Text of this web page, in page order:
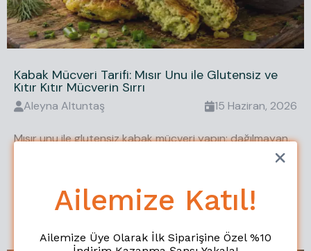
Kabak Mücveri Tarifi: Mısır Unu ile Glutensiz ve
Kıtır Kıtır Mücverin Sırrı
Aleyna Altuntaş 15 Haziran, 2026
Mısır unu ile glutensiz kabak mücveri yapın; dağılmayan,
kıtır kıtır sonuç için oran, kızartma tekniği ve yoğurtlu
Devamını OkuAilemize Katıl!
Ailemize Üye Olarak İlk Siparişine Özel %10